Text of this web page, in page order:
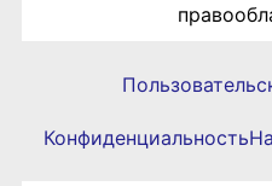
Конфиденциальность